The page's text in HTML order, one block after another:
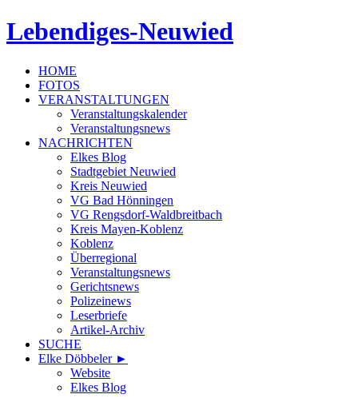
Lebendiges-Neuwied
HOME
FOTOS
VERANSTALTUNGEN
Veranstaltungskalender
Veranstaltungsnews
NACHRICHTEN
Elkes Blog
Stadtgebiet Neuwied
Kreis Neuwied
VG Bad Hönningen
VG Rengsdorf-Waldbreitbach
Kreis Mayen-Koblenz
Koblenz
Überregional
Veranstaltungsnews
Gerichtsnews
Polizeinews
Leserbriefe
Artikel-Archiv
SUCHE
Elke Döbbeler ►
Website
Elkes Blog